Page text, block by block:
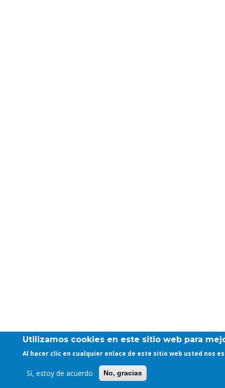
Utilizamos cookies en este sitio web para
Al hacer clic en cualquier enlace de este sitio web usted nos
Sí, estoy de acuerdo No, gracias